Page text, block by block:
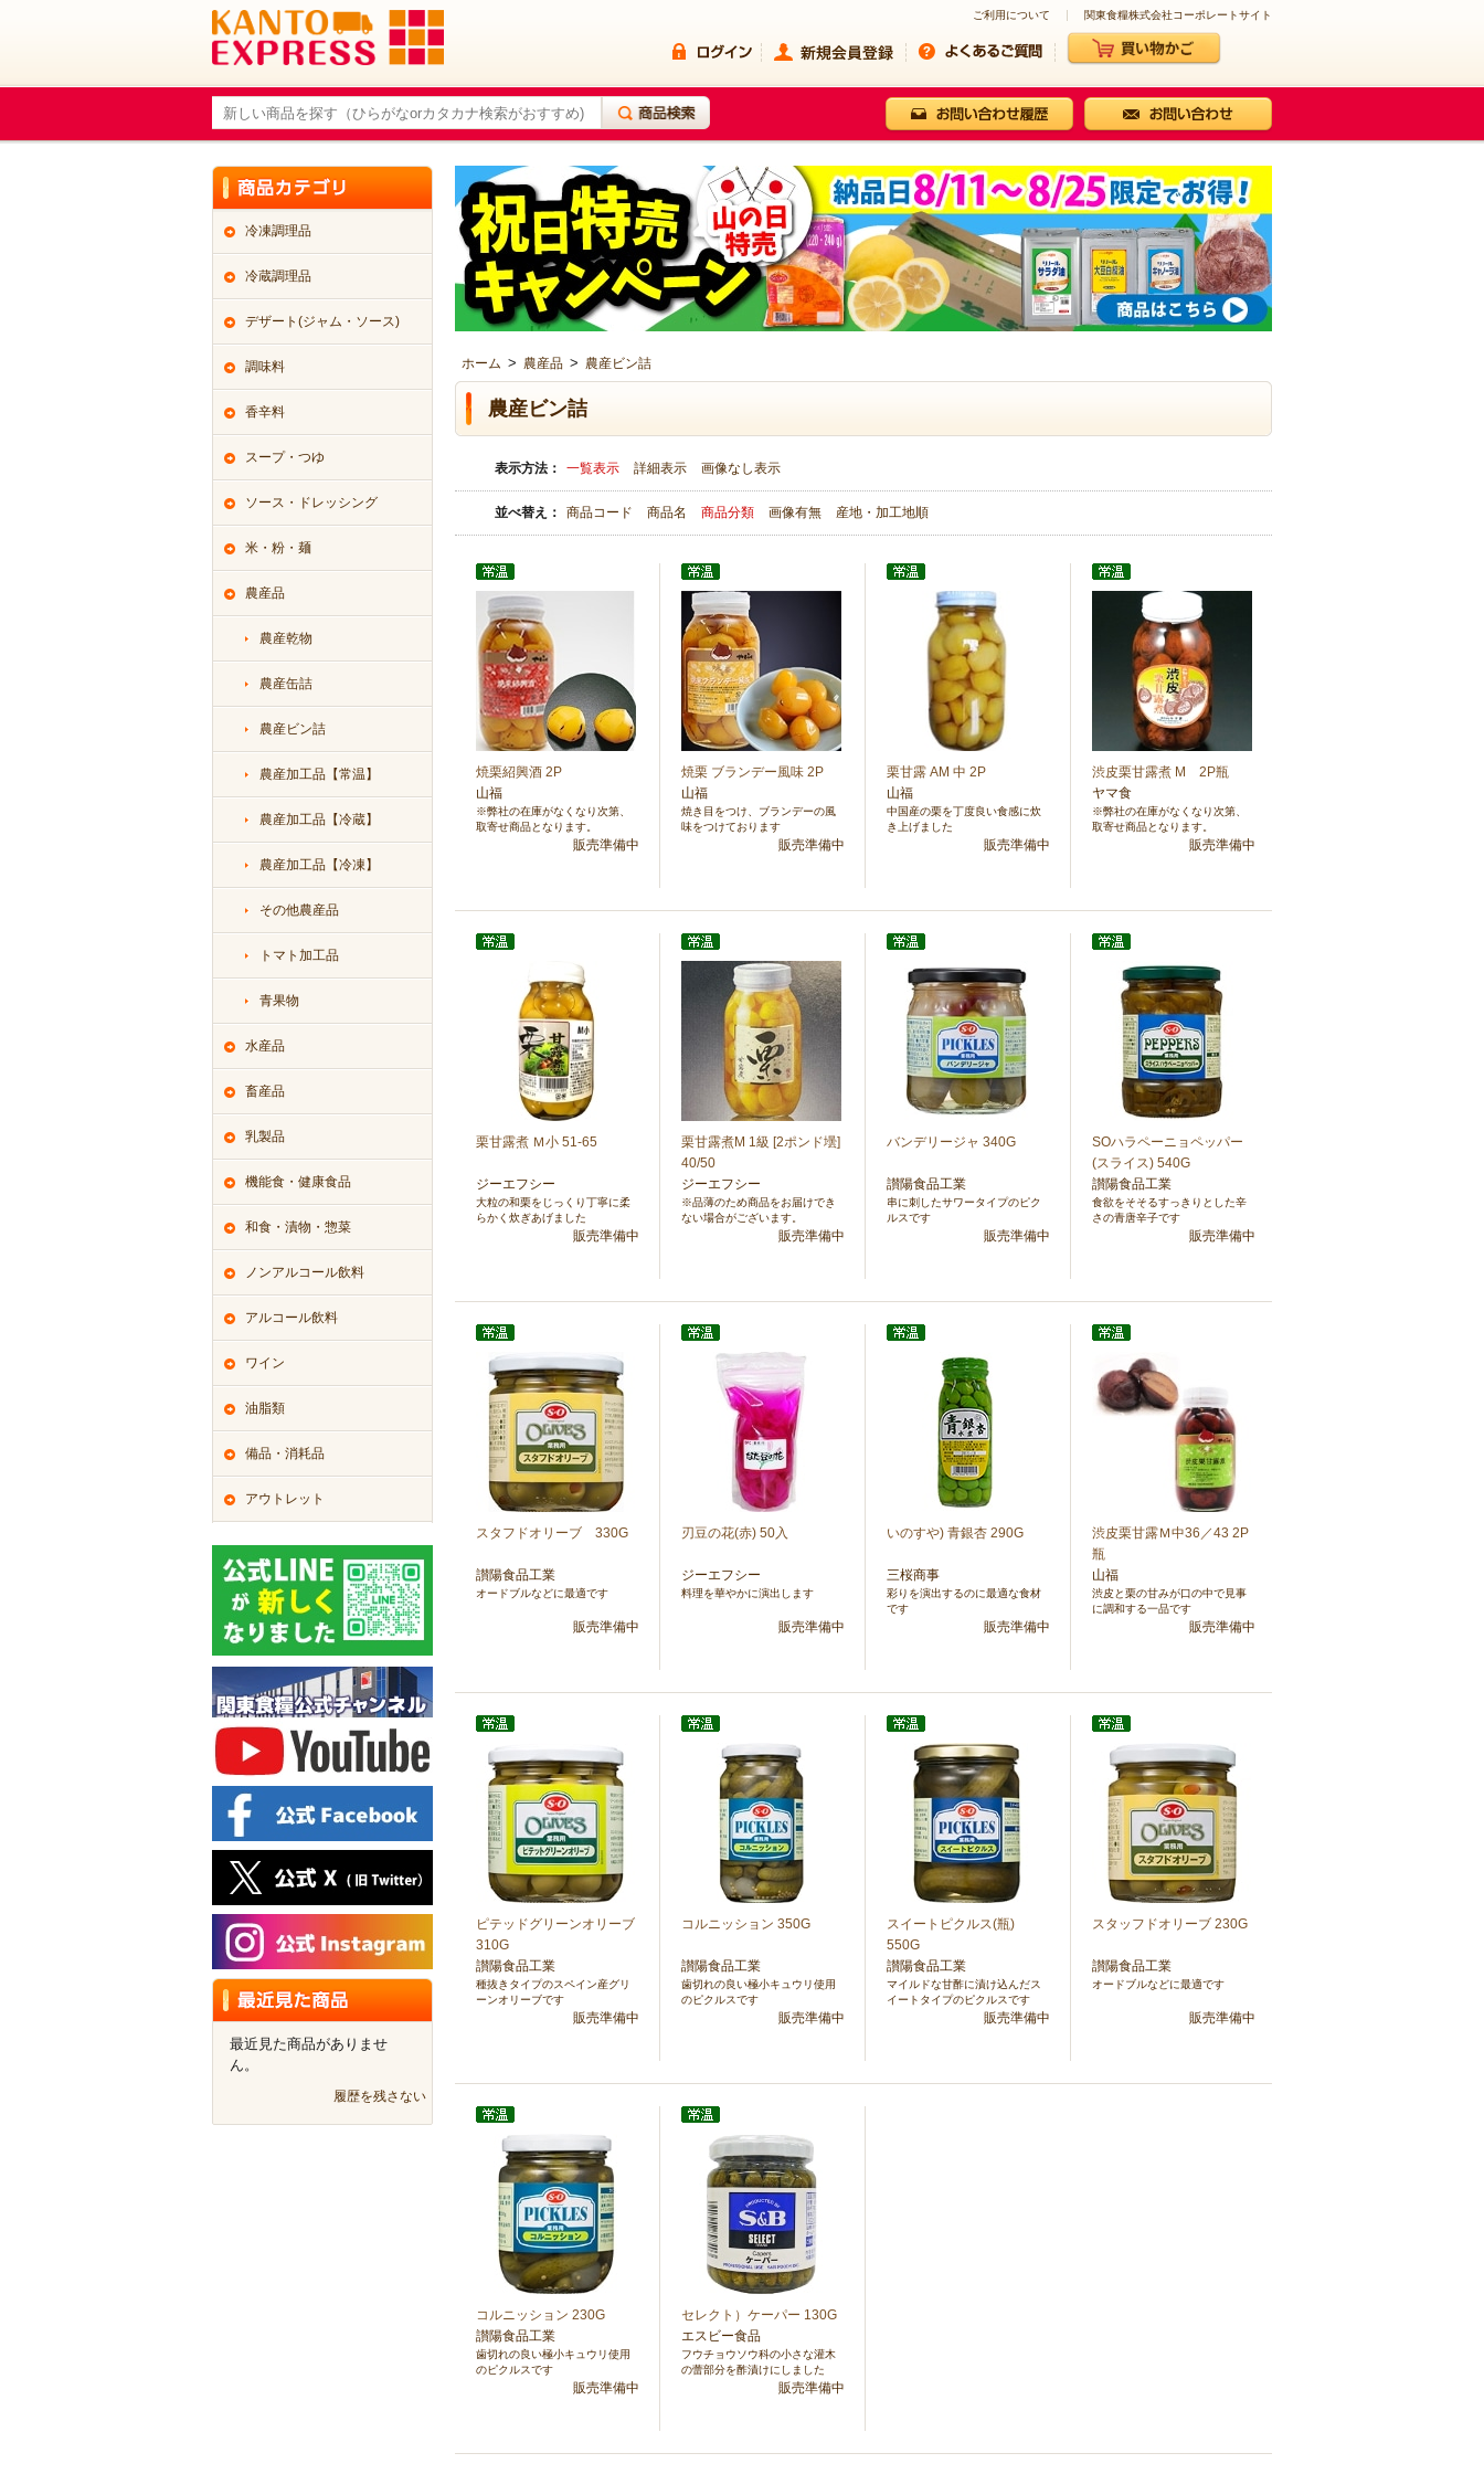
ご利用について 関東食糧株式会社コーポレートサイト
ホーム > 農産品 > 農産ビン詰
農産ビン詰
表示方法： 一覧表示 詳細表示 画像なし表示
並べ替え： 商品コード 商品名 商品分類 画像有無 産地・加工地順
焼栗紹興酒 2P
山福
※弊社の在庫がなくなり次第、
取寄せ商品となります。
販売準備中
焼栗 ブランデー風味 2P
山福
焼き目をつけ、ブランデーの風
味をつけております
販売準備中
栗甘露 AM 中 2P
山福
中国産の栗を丁度良い食感に炊
き上げました
販売準備中
渋皮栗甘露煮 M 2P瓶
ヤマ食
※弊社の在庫がなくなり次第、
取寄せ商品となります。
販売準備中
栗甘露煮 Ｍ小 51-65
ジーエフシー
大粒の和栗をじっくり丁寧に柔
らかく炊ぎあげました
販売準備中
栗甘露煮M 1級 [2ポンド壜]
40/50
ジーエフシー
※品薄のため商品をお届けでき
ない場合がございます。
販売準備中
バンデリージャ 340G
讃陽食品工業
串に刺したサワータイプのピク
ルスです
販売準備中
SOハラペーニョペッパー
(スライス) 540G
讃陽食品工業
食欲をそそるすっきりとした辛
さの青唐辛子です
販売準備中
スタフドオリーブ 330G
讃陽食品工業
オードブルなどに最適です
販売準備中
刃豆の花(赤) 50入
ジーエフシー
料理を華やかに演出します
販売準備中
いのすや) 青銀杏 290G
三桜商事
彩りを演出するのに最適な食材
です
販売準備中
渋皮栗甘露Ｍ中36／43 2P
瓶
山福
渋皮と栗の甘みが口の中で見事
に調和する一品です
販売準備中
ピテッドグリーンオリーブ
310G
讃陽食品工業
種抜きタイプのスペイン産グリ
ーンオリーブです
販売準備中
コルニッション 350G
讃陽食品工業
歯切れの良い極小キュウリ使用
のピクルスです
販売準備中
スイートピクルス(瓶)
550G
讃陽食品工業
マイルドな甘酢に漬け込んだス
イートタイプのピクルスです
販売準備中
スタッフドオリーブ 230G
讃陽食品工業
オードブルなどに最適です
販売準備中
コルニッション 230G
讃陽食品工業
歯切れの良い極小キュウリ使用
のピクルスです
販売準備中
セレクト）ケーパー 130G
エスビー食品
フウチョウソウ科の小さな灌木
の蕾部分を酢漬けにしました
販売準備中
冷凍調理品
冷蔵調理品
デザート(ジャム・ソース)
調味料
香辛料
スープ・つゆ
ソース・ドレッシング
米・粉・麺
農産品
農産乾物
農産缶詰
農産ビン詰
農産加工品【常温】
農産加工品【冷蔵】
農産加工品【冷凍】
その他農産品
トマト加工品
青果物
水産品
畜産品
乳製品
機能食・健康食品
和食・漬物・惣菜
ノンアルコール飲料
アルコール飲料
ワイン
油脂類
備品・消耗品
アウトレット
最近見た商品がありませ
ん。
履歴を残さない